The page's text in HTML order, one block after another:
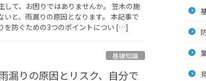
て、お困りではありませんか。 笠木の施
と、雨漏りの原因となります。 本記事で
を防ぐための3つのポイントについ […]
基礎知識
漏りの原因とリスク、自分で